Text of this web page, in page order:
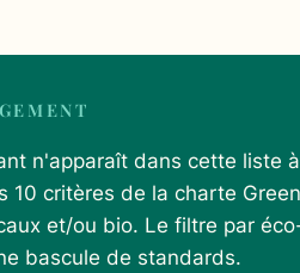
n'apparaît dans cette liste
10 critères de la charte
et/ou bio. Le filtre par
bascule de standards.